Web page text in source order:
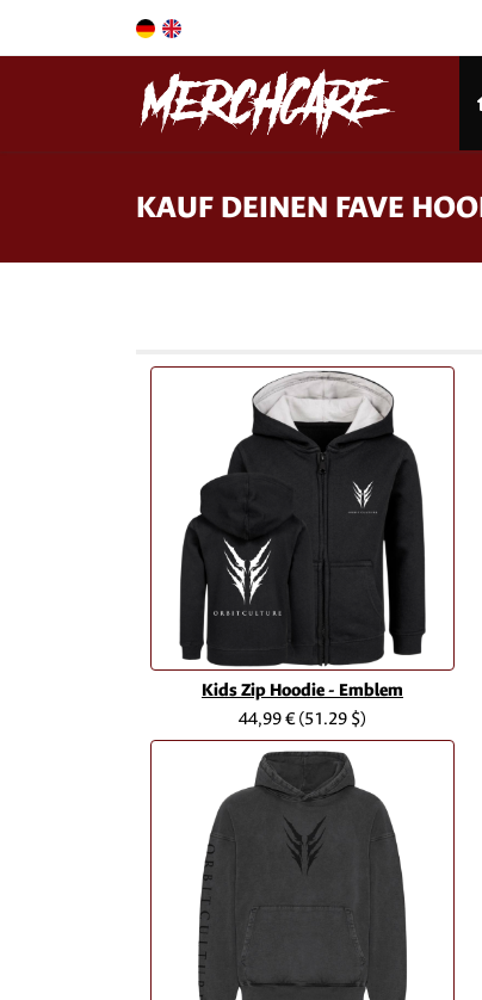
KAUF DEINEN FAVE
Kids Zip Hoodie - Emblem
44,99 €(51.29 $)